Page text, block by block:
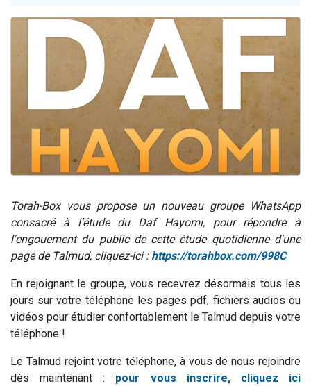
Il reste 49 places pour étudier en groupe sur Zoom
12 nouvelles musiques dans Torah-Box Music
Torah-Box vous propose un nouveau groupe WhatsApp
consacré à l’étude du Daf Hayomi, pour répondre à
l'engouement du public de cette étude quotidienne d'une
page de Talmud, cliquez-ici : https://torahbox.com/998C
En rejoignant le groupe, vous recevrez désormais tous les
jours sur votre téléphone les pages pdf, fichiers audios ou
vidéos pour étudier confortablement le Talmud depuis votre
téléphone !
Le Talmud rejoint votre téléphone, à vous de nous rejoindre
dès maintenant :
pour vous inscrire, cliquez ici